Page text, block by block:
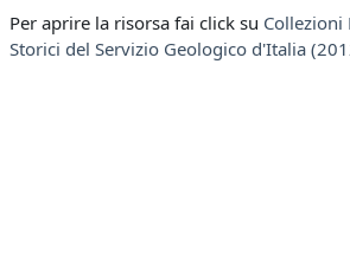
Per aprire la risorsa fai click su Collezioni
Storici del Servizio Geologico d'Italia